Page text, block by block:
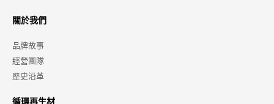
關於我們
品牌故事
經營團隊
歷史沿革
循環再生材